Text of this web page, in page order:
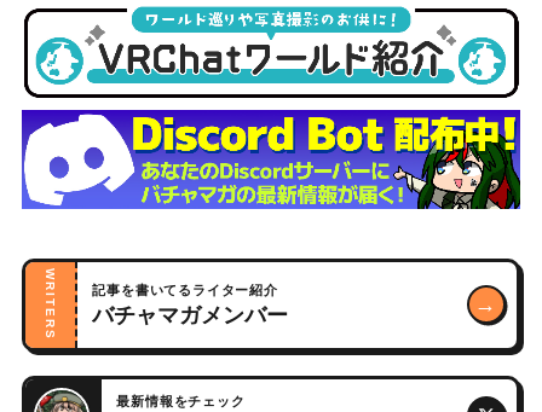
WRITERS 記事を書いてるライター紹介
バチャマガメンバー →
最新情報をチェック